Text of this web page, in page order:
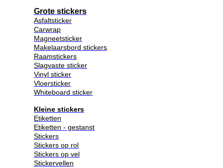
Grote stickers
Asfaltsticker
Carwrap
Magneetsticker
Makelaarsbord stickers
Raamstickers
Slagvaste sticker
Vinyl sticker
Vloersticker
Whiteboard sticker
Kleine stickers
Etiketten
Etiketten - gestanst
Stickers
Stickers op rol
Stickers op vel
Stickervellen